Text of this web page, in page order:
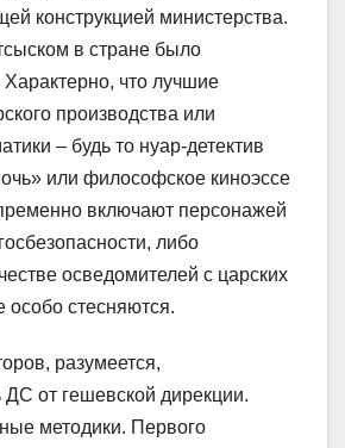
конструкцией министерства.
в стране было
Характерно, что лучшие
производства или
– будь то нуар-детектив
или философское киноэссе
включают персонажей
либо
осведомителей с царских
особо стесняются.
разумеется,
ДС от гешевской дирекции.
методики. Первого